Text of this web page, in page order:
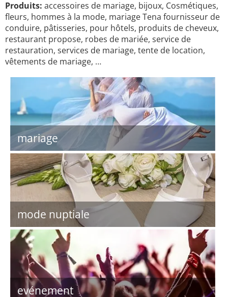
Produits: accessoires de mariage, bijoux, Cosmétiques,
fleurs, hommes à la mode, mariage Tena fournisseur de
conduire, pâtisseries, pour hôtels, produits de cheveux,
restaurant propose, robes de mariée, service de
restauration, services de mariage, tente de location,
vêtements de mariage, …
mariage
mode nuptiale
evénement